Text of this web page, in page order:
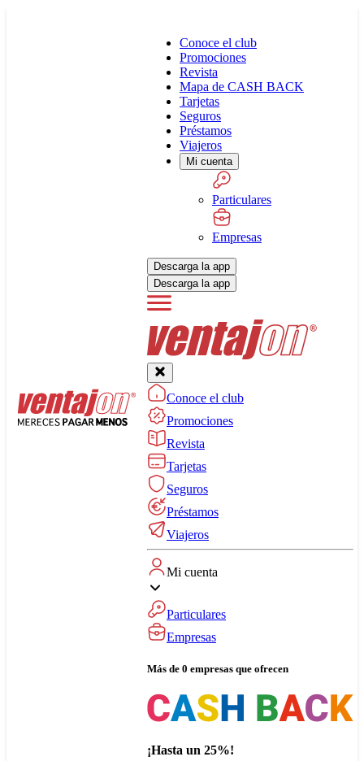
Conoce el club
Promociones
Revista
Mapa de CASH BACK
Tarjetas
Seguros
Préstamos
Viajeros
Mi cuenta
Particulares
Empresas
Descarga la app
Descarga la app
Conoce el club
Promociones
Revista
Tarjetas
Seguros
Préstamos
Viajeros
Mi cuenta
Particulares
Empresas
Más de 0 empresas que ofrecen
¡Hasta un 25%!